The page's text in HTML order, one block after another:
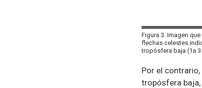
Figura 3. Imagen
flechas celestes
tropósfera baja (1a 3
Por el
tropósfera